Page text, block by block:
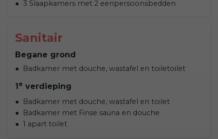
3 Slaapkamers met 2 eenpersoonsbedden
Sanitair
Begane grond
Badkamer met douche, wastafel en toiletoilet
1e verdieping
Badkamer met douche, wastafel en toilet
Badkamer met Finse sauna en douche
1 apart toilet